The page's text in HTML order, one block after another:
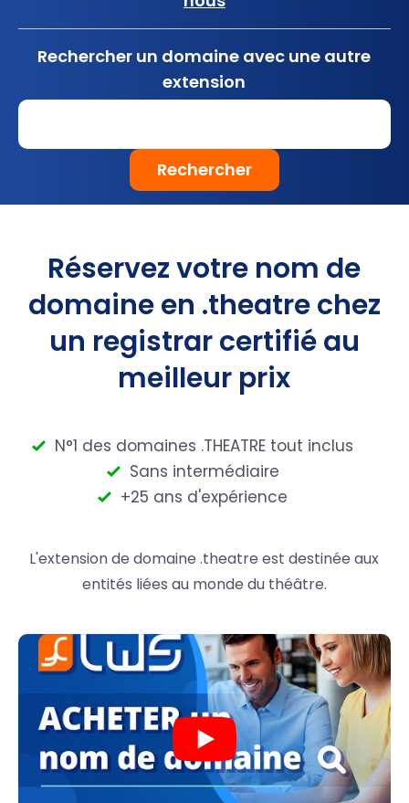
Rechercher un domaine avec une autre
extension
Rechercher
Réservez votre nom de
domaine en .theatre chez
un registrar certifié au
meilleur prix
N°1 des domaines .THEATRE tout inclus
Sans intermédiaire
+25 ans d'expérience
L'extension de domaine .theatre est destinée aux
entités liées au monde du théâtre.